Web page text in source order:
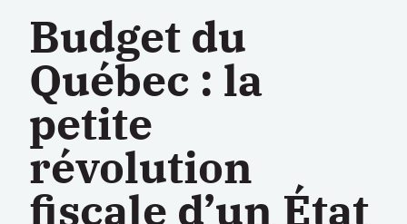
Budget du
Québec : la
petite
révolution
fiscale d’un État